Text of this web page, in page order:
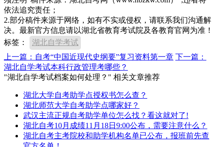
依法追究责任；
2.部分稿件来源于网络，如有不实或侵权，请联系我们沟通解
决。最新官方信息请以湖北省教育考试院及各教育官网为准！
标签：
湖北自学考试
上一篇：自考“中国近现代史纲要”复习资料第一章 下一篇：
湖北自学考试本科行政管理考哪些？
"湖北自学考试档案如何处理？" 相关文章推荐
湖北大学自考助学点授权书怎么查？
湖北师范大学自考助学点哪家好？
武汉主流正规自考助学单位怎么找？看这就对了!
湖北自考10月成绩11月18日9:00公布，需要注意什么？
湖北自考主考院校和助学机构名单已公布，报班前先查